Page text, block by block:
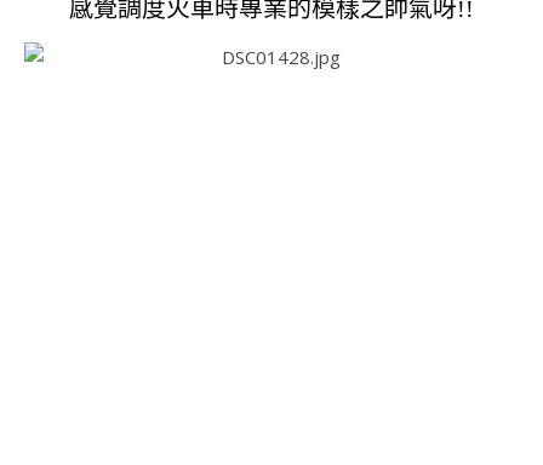
感覺調度火車時專業的模樣之帥氣呀!!